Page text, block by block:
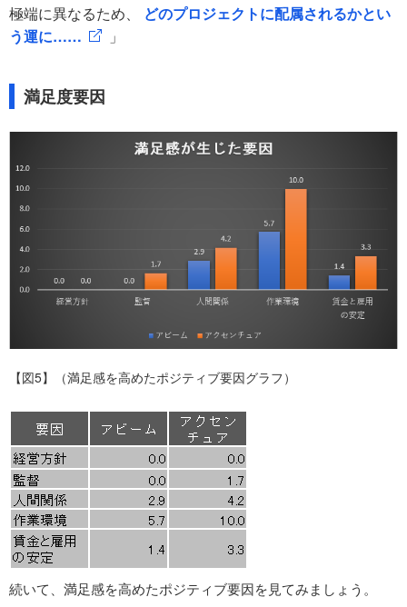
極端に異なるため、
どのプロジェクトに配属されるかとい
う運に……
」
満足度要因
【図5】（満足感を高めたポジティブ要因グラフ）
続いて、満足感を高めたポジティブ要因を見てみましょう。